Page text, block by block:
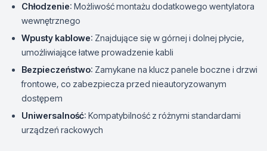
Chłodzenie: Możliwość montażu dodatkowego wentylatora
wewnętrznego
Wpusty kablowe: Znajdujące się w górnej i dolnej płycie,
umożliwiające łatwe prowadzenie kabli
Bezpieczeństwo: Zamykane na klucz panele boczne i drzwi
frontowe, co zabezpiecza przed nieautoryzowanym
dostępem
Uniwersalność: Kompatybilność z różnymi standardami
urządzeń rackowych